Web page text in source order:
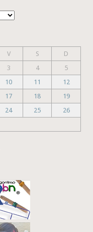
V S
D
3 4
5
10 11
12
17 18
19
24 25
26